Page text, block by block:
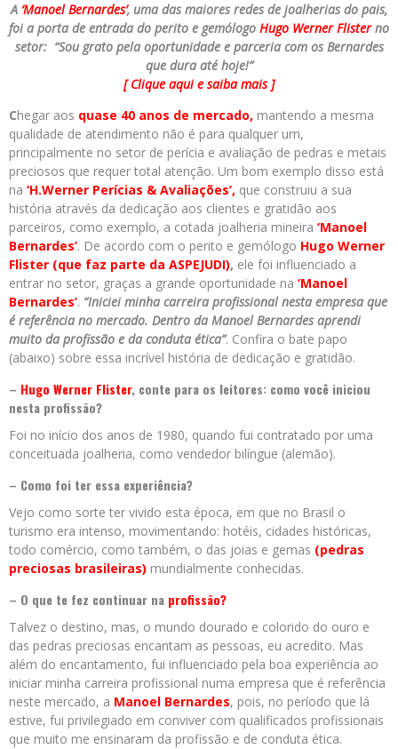
A ‘Manoel Bernardes’, uma das maiores redes de joalherias do pais,
foi a porta de entrada do perito e gemólogo Hugo Werner Flisterno
setor: “Sou grato pela oportunidade e parceria com os Bernardes
que dura até hoje!”
[ Clique aqui e saiba mais ]
Chegar aos quase 40 anos de mercado, mantendo a mesma
qualidade de atendimento não é para qualquer um,
principalmente no setor de perícia e avaliação de pedras e metais
preciosos que requer total atenção. Um bom exemplo disso está
na ‘H.Werner Perícias & Avaliações’, que construiu a sua
história através da dedicação aos clientes e gratidão aos
parceiros, como exemplo, a cotada joalheria mineira ‘Manoel
Bernardes’. De acordo com o perito e gemólogo Hugo Werner
Flister (que faz parte da ASPEJUDI), ele foi influenciado a
entrar no setor, graças a grande oportunidade na ‘Manoel
Bernardes’. “Iniciei minha carreira profissional nesta empresa que
é referência no mercado. Dentro da Manoel Bernardes aprendi
muito da profissão e da conduta ética”. Confira o bate papo
(abaixo) sobre essa incrível história de dedicação e gratidão.
– Hugo Werner Flister, conte para os leitores: como você iniciou
nesta profissão?
Foi no início dos anos de 1980, quando fui contratado por uma
conceituada joalheria, como vendedor bilíngue (alemão).
– Como foi ter essa experiência?
Vejo como sorte ter vivido esta época, em que no Brasil o
turismo era intenso, movimentando: hotéis, cidades históricas,
todo comércio, como também, o das joias e gemas (pedras
preciosas brasileiras) mundialmente conhecidas.
– O que te fez continuar na profissão?
Talvez o destino, mas, o mundo dourado e colorido do ouro e
das pedras preciosas encantam as pessoas, eu acredito. Mas
além do encantamento, fui influenciado pela boa experiência ao
iniciar minha carreira profissional numa empresa que é referência
neste mercado, a Manoel Bernardes, pois, no período que lá
estive, fui privilegiado em conviver com qualificados profissionais
que muito me ensinaram da profissão e de conduta ética.